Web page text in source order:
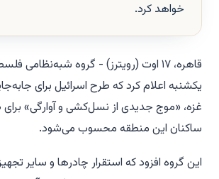
خواهد کرد.
قاهره، ۱۷ اوت (رویترز) - گروه
یکشنبه اعلام کرد که طرح اسرائیل برای
غزه، «موج جدیدی از نسل‌کشی و آوارگی» برای
ساکنان این منطقه محسوب می‌شود.
این گروه افزود که استقرار چادرها و سایر